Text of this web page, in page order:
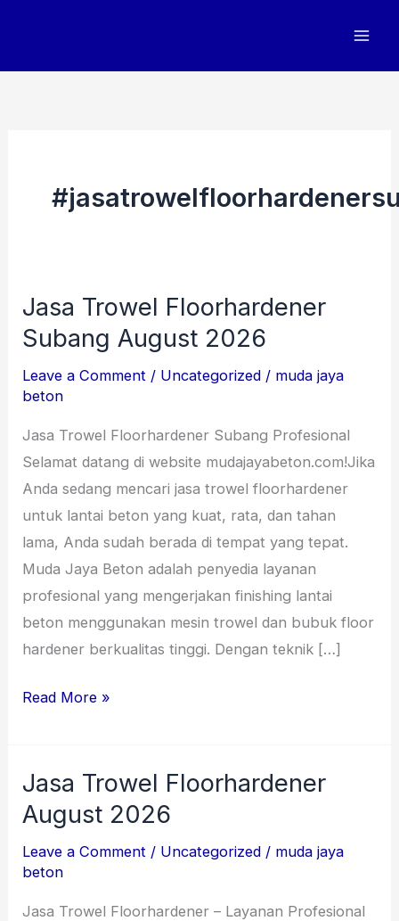
Jasa Trowel Floorhardener
Subang August 2026
Leave a Comment / Uncategorized / muda jaya
beton
Jasa Trowel Floorhardener Subang Profesional
Selamat datang di website mudajayabeton.com!Jika
Anda sedang mencari jasa trowel floorhardener
untuk lantai beton yang kuat, rata, dan tahan
lama, Anda sudah berada di tempat yang tepat.
Muda Jaya Beton adalah penyedia layanan
profesional yang mengerjakan finishing lantai
beton menggunakan mesin trowel dan bubuk floor
hardener berkualitas tinggi. Dengan teknik […]
Jasa
Trowel
Floorhardener
Subang
2026
Read More »
Jasa Trowel Floorhardener
August 2026
Leave a Comment / Uncategorized / muda jaya
beton
Jasa Trowel Floorhardener – Layanan Profesional
Jasa
Trowel
Floorhardener
August